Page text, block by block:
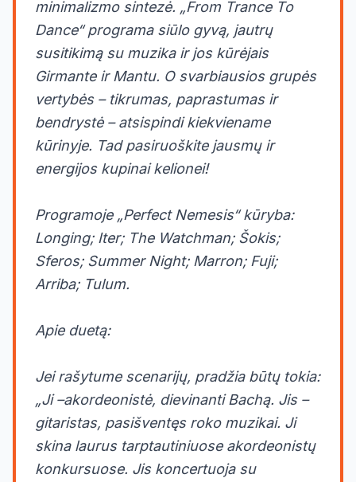
minimalizmo sintezė. „From Trance To
Dance“ programa siūlo gyvą, jautrų
susitikimą su muzika ir jos kūrėjais
Girmante ir Mantu. O svarbiausios grupės
vertybės – tikrumas, paprastumas ir
bendrystė – atsispindi kiekviename
kūrinyje. Tad pasiruoškite jausmų ir
energijos kupinai kelionei!
Programoje „Perfect Nemesis“ kūryba:
Longing; Iter; The Watchman; Šokis;
Sferos; Summer Night; Marron; Fuji;
Arriba; Tulum.
Apie duetą:
Jei rašytume scenarijų, pradžia būtų tokia:
„Ji –akordeonistė, dievinanti Bachą. Jis –
gitaristas, pasišventęs roko muzikai. Ji
skina laurus tarptautiniuose akordeonistų
konkursuose. Jis koncertuoja su